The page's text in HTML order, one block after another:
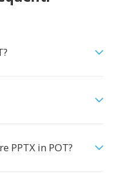
PPTX in POT?